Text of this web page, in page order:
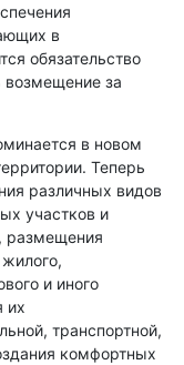
в
обязательство
возмещение за
в новом
Теперь
различных видов
участков и
размещения
жилого,
и иного
их
транспортной,
комфортных